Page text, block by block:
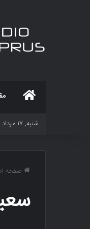
شنبه, ۱۷ مرداد ۱۴۰۵
صفحه